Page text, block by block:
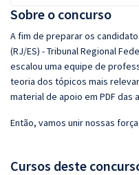
Sobre o concurso
A fim de preparar os
(RJ/ES) - Tribunal Regional
escalou uma equipe de
teoria dos tópicos mais
material de apoio em PDF
Então, vamos unir nossas
Cursos deste